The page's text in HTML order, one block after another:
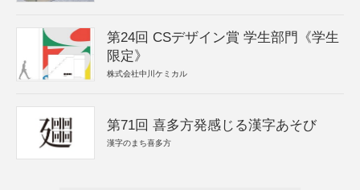
第24回 CSデザイン賞 学生部門《学生
限定》
株式会社中川ケミカル
第71回 喜多方発感じる漢字あそび
漢字のまち喜多方